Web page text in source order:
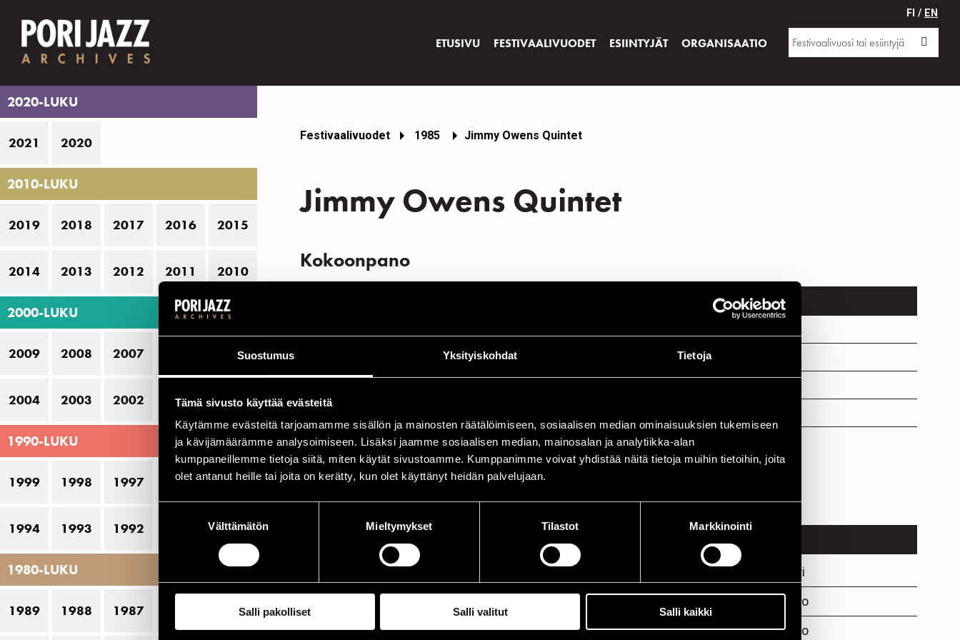
Suostumus Yksityiskohdat Tietoja
Tämä sivusto käyttää evästeitä
Käytämme evästeitä tarjoamamme sisällön ja mainosten räätälöimiseen, sosiaalisen median ominaisuuksien tukemiseen
ja kävijämäärämme analysoimiseen. Lisäksi jaamme sosiaalisen median, mainosalan ja analytiikka-alan
kumppaneillemme tietoja siitä, miten käytät sivustoamme. Kumppanimme voivat yhdistää näitä tietoja muihin tietoihin, joita
olet antanut heille tai joita on kerätty, kun olet käyttänyt heidän palvelujaan.
Välttämätön Mieltymykset Tilastot Markkinointi
Salli pakolliset Salli valitut Salli kaikki
ETUSIVU FESTIVAALIVUODET ESIINTYJÄT ORGANISAATIO
FI / EN
2020-LUKU
2021 2020
2010-LUKU
2019 2018 2017 2016 2015
2014 2013 2012 2011 2010
2000-LUKU
2009 2008 2007 2005
2004 2003 2002 2001 2000
1990-LUKU
1999 1998 1997 1996 1995
1994 1993 1992 1990
1980-LUKU
1989 1988 1987 1985
Festivaalivuodet 1985 Jimmy Owens Quintet
Jimmy Owens Quintet
Kokoonpano
Tavolazzi, Ares
g
Esiintymiset vuonna 1985
Rantasipi Yyteri
Punainen Kukko
12.07.1985 21.00 Punainen Kukko